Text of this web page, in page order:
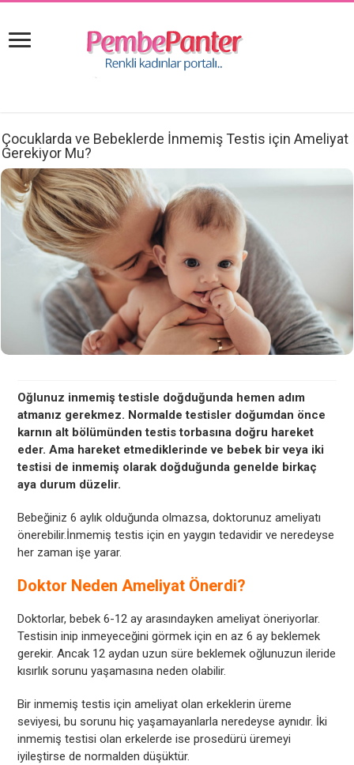
Çocuklarda ve Bebeklerde İnmemiş Testis için Ameliyat
Gerekiyor Mu?
Oğlunuz inmemiş testisle doğduğunda hemen adım
atmanız gerekmez. Normalde testisler doğumdan önce
karnın alt bölümünden testis torbasına doğru hareket
eder. Ama hareket etmediklerinde ve bebek bir veya iki
testisi de inmemiş olarak doğduğunda genelde birkaç
aya durum düzelir.
Bebeğiniz 6 aylık olduğunda olmazsa, doktorunuz ameliyatı
önerebilir.İnmemiş testis için en yaygın tedavidir ve neredeyse
her zaman işe yarar.
Doktor Neden Ameliyat Önerdi?
Doktorlar, bebek 6-12 ay arasındayken ameliyat öneriyorlar.
Testisin inip inmeyeceğini görmek için en az 6 ay beklemek
gerekir. Ancak 12 aydan uzun süre beklemek oğlunuzun ileride
kısırlık sorunu yaşamasına neden olabilir.
Bir inmemiş testis için ameliyat olan erkeklerin üreme
seviyesi, bu sorunu hiç yaşamayanlarla neredeyse aynıdır. İki
inmemiş testisi olan erkelerde ise prosedürü üremeyi
iyileştirse de normalden düşüktür.